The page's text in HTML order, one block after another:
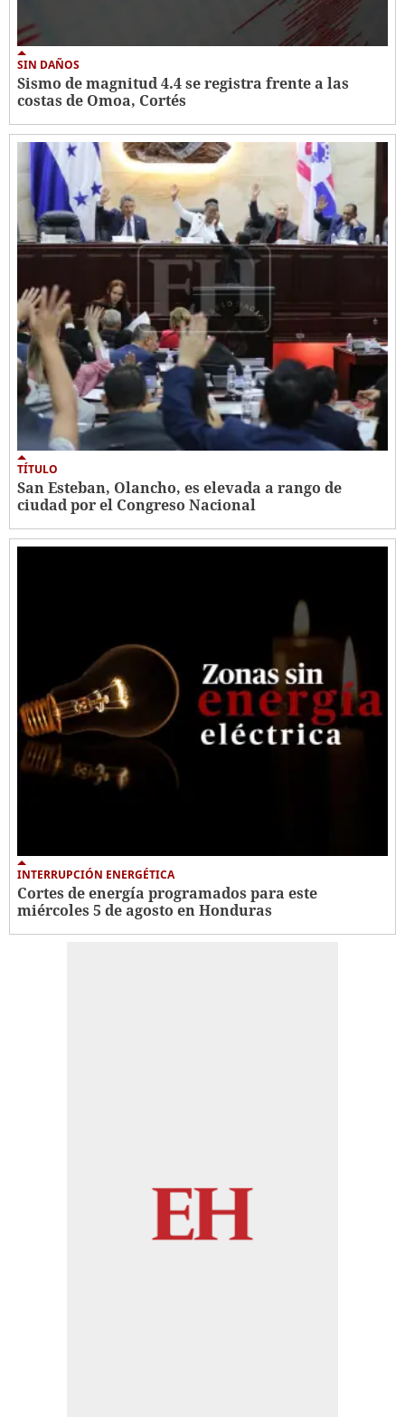
SIN DAÑOS
Sismo de magnitud 4.4 se registra frente a las
costas de Omoa, Cortés
TÍTULO
San Esteban, Olancho, es elevada a rango de
ciudad por el Congreso Nacional
INTERRUPCIÓN ENERGÉTICA
Cortes de energía programados para este
miércoles 5 de agosto en Honduras